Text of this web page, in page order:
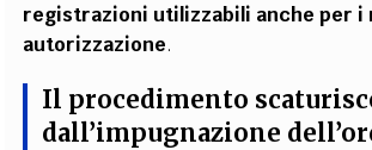
registrazioni utilizzabili anche per
autorizzazione.
Il procedimento
dall’impugnazione